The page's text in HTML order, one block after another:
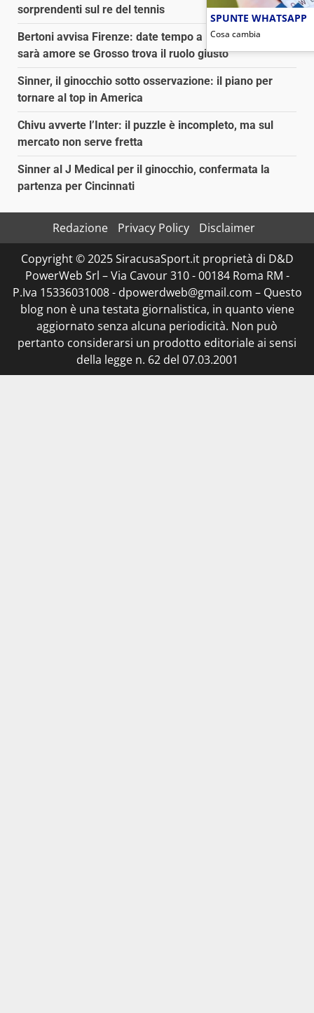
sorprendenti sul re del tennis
Bertoni avvisa Firenze: date tempo a Mastantuono e
sarà amore se Grosso trova il ruolo giusto
Sinner, il ginocchio sotto osservazione: il piano per
tornare al top in America
Chivu avverte l’Inter: il puzzle è incompleto, ma sul
mercato non serve fretta
Sinner al J Medical per il ginocchio, confermata la
partenza per Cincinnati
Redazione Privacy Policy
Disclaimer
Copyright © 2025 SiracusaSport.it proprietà di D&D
PowerWeb Srl – Via Cavour 310 - 00184 Roma RM -
P.Iva 15336031008 - dpowerdweb@gmail.com – Questo
blog non è una testata giornalistica, in quanto viene
aggiornato senza alcuna periodicità. Non può
pertanto considerarsi un prodotto editoriale ai sensi
della legge n. 62 del 07.03.2001
SPUNTE WHATSAPP
Cosa cambia